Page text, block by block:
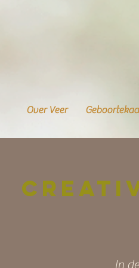
In
Over Veer